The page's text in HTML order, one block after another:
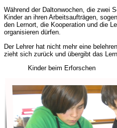
Während der Daltonwochen, die zwei
Kinder an ihren Arbeitsaufträgen,
den Lernort, die Kooperation und die
organisieren dürfen.
Der Lehrer hat nicht mehr eine
zieht sich zurück und übergibt das
Kinder beim Erforschen